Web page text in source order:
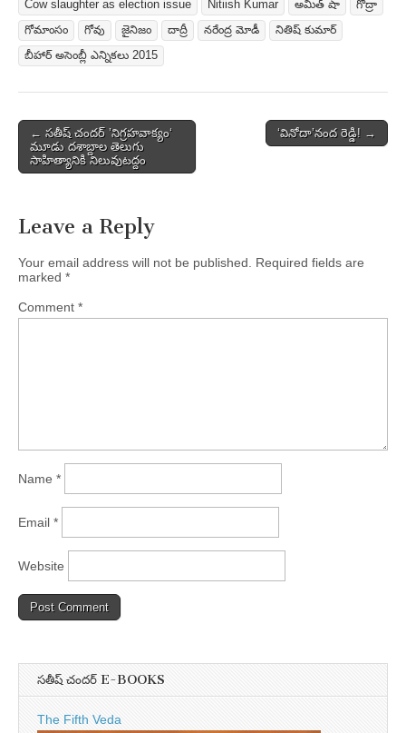
Cow slaughter as election issue Nitiish Kumar అమిత్ షా
గోద్రా
గోమాంసం
గోవు జైనిజం దాద్రీ నరేంద్ర మోడీ
నితిష్ కుమార్
బీహార్ అసెంబ్లీ ఎన్నికలు 2015
Post
navigation
← సతీష్ చందర్ ’నిగ్రహవాక్యం‘
మూడు దశాబ్దాల తెలుగు
సాహిత్యానికి నిలువుటద్దం
‘వినోదా’నంద రెడ్డి! →
Leave a Reply
Your email address will not be published.
Required fields are
marked *
Comment *
Name *
Email *
Website
సతీష్ చందర్ E-BOOKS
The Fifth Veda